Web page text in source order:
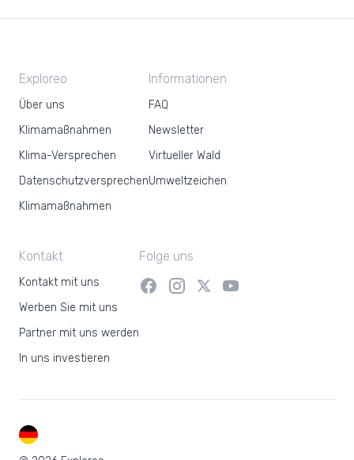
Exploreo
Über uns
Klimamaßnahmen
Klima-Versprechen
Datenschutzversprechen
Klimamaßnahmen
Informationen
FAQ
Newsletter
Virtueller Wald
Umweltzeichen
Kontakt
Kontakt mit uns
Werben Sie mit uns
Partner mit uns werden
In uns investieren
Folge uns